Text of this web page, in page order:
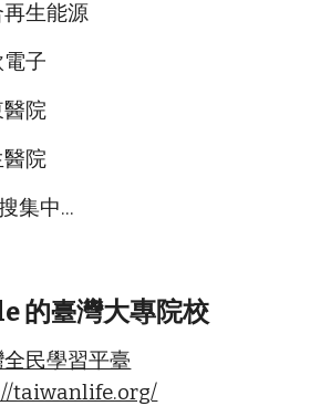
再生能源
電子
醫院
醫院
集中...
的臺灣大專院校
民學習平臺
taiwanlife.org/